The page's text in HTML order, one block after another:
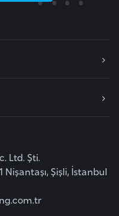
Ltd. Şti.
Şişli, İstanbul